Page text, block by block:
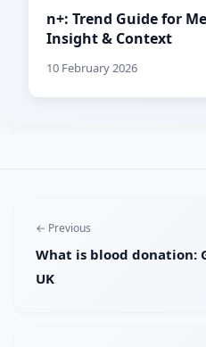
n+: Trend Guide for
Insight & Context
10 February 2026
← Previous
What is blood donation:
UK